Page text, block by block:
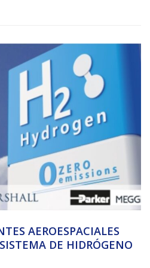
AEROESPACIALES
DE HIDRÓGENO